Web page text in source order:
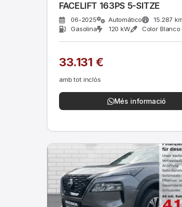
FACELIFT 163PS 5-SITZE
06-2025 Automático
15.287
Gasolina
120 kW Color Blanco
33.131 €
amb tot inclòs
Més informació